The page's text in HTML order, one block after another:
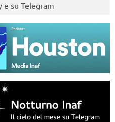
e su Telegram